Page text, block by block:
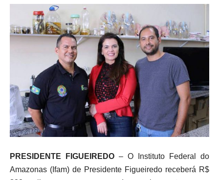
PRESIDENTE FIGUEIREDO – O Instituto Federal do
Amazonas (Ifam) de Presidente Figueiredo receberá R$